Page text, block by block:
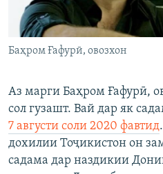
Баҳром Ғафурӣ, овозхон
Аз марги Баҳром Ғафурӣ,
сол гузашт. Вай дар як
7 августи соли 2020 фавтид
дохилии Тоҷикистон он
садама дар наздикии